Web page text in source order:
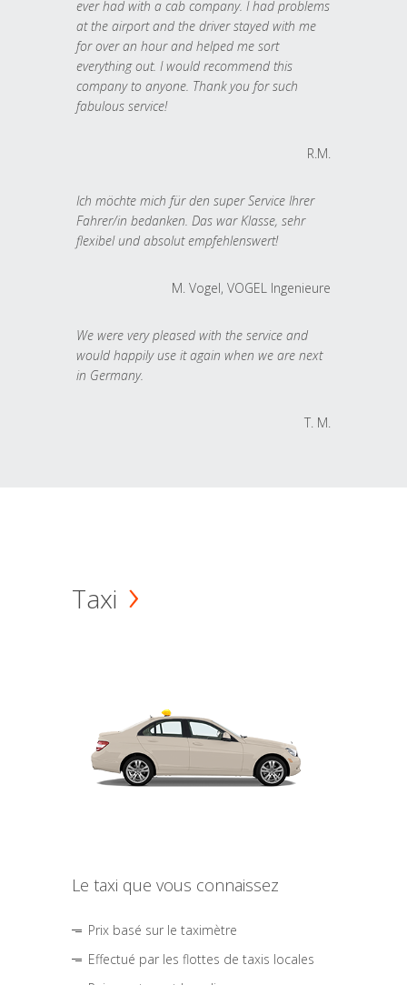
ever had with a cab company. I had problems
at the airport and the driver stayed with me
for over an hour and helped me sort
everything out. I would recommend this
company to anyone. Thank you for such
fabulous service!
R.M.
Ich möchte mich für den super Service Ihrer
Fahrer/in bedanken. Das war Klasse, sehr
flexibel und absolut empfehlenswert!
M. Vogel, VOGEL Ingenieure
We were very pleased with the service and
would happily use it again when we are next
in Germany.
T. M.
Taxi
Le taxi que vous connaissez
Prix basé sur le taximètre
Effectué par les flottes de taxis locales